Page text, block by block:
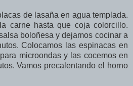
de lasaña en agua templada.
carne hasta que coja colorcillo.
boloñesa y dejamos cocinar a
Colocamos las espinacas en
microondas y las cocemos en
Vamos precalentando el horno